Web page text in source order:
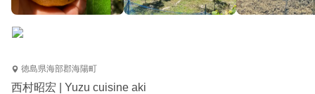
徳島県海部郡海陽町
西村昭宏 | Yuzu cuisine aki